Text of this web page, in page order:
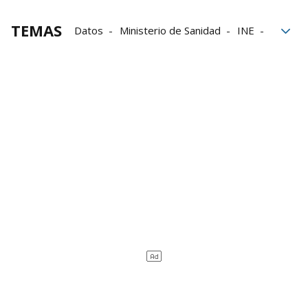
TEMAS Datos Ministerio de Sanidad
INE